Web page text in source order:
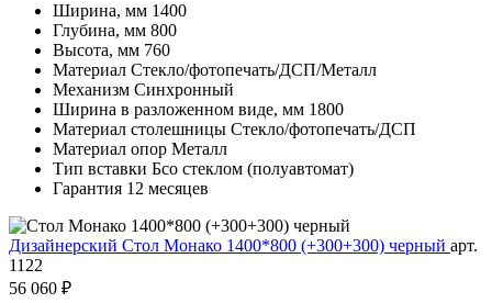
Ширина, мм 1400
Глубина, мм 800
Высота, мм 760
Материал Стекло/фотопечать/ДСП/Металл
Механизм Синхронный
Ширина в разложенном виде, мм 1800
Материал столешницы Стекло/фотопечать/ДСП
Материал опор Металл
Тип вставки Бсо стеклом (полуавтомат)
Гарантия 12 месяцев
Дизайнерский Стол Монако 1400*800 (+300+300) черный арт.
1122
56 060 ₽